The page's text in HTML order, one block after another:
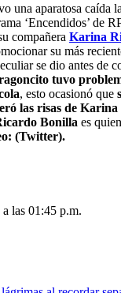
una aparatosa caída
‘Encendidos’ de
compañera Karina
su más
se dio antes de
tuvo
, esto ocasionó que
las risas de Karina
Bonilla es
(Twitter).
las 01:45 p.m.